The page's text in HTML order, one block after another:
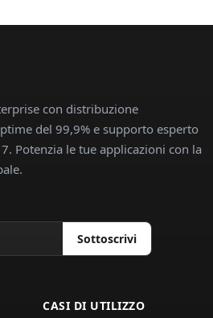
con distribuzione
del 99,9% e supporto esperto
Potenzia le tue applicazioni con la
Sottoscrivi
CASI DI UTILIZZO